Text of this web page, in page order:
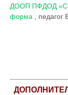
ДООП ПФДОД
форма , педагог